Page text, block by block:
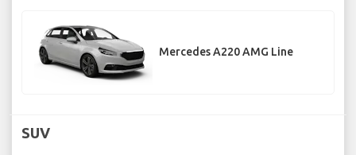
Mercedes A220 AMG Line
SUV